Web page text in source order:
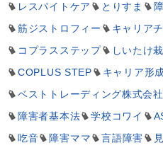
レスパイトケア
とりすま
筋ジストロフィー
キャリア
コプラスステップ
しいたけ
COPLUS STEP
キャリア形
ベストトレーディング株式会社
障害者基本法
学校コワイ
吃音
障害ママ 言語障害